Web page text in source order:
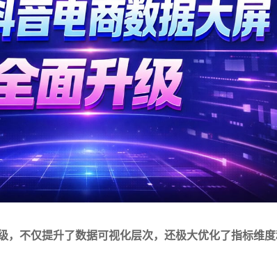
，不仅提升了数据可视化层次，还极大优化了指标维